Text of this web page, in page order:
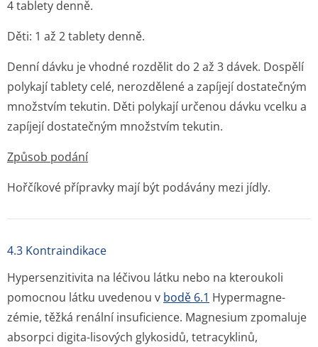
4 tablety denně.
Děti: 1 až 2 tablety denně.
Denní dávku je vhodné rozdělit do 2 až 3 dávek. Dospělí
polykají tablety celé, nerozdělené a zapíjejí dostatečným
množstvím tekutin. Děti polykají určenou dávku vcelku a
zapíjejí dostatečným množstvím tekutin.
Způsob podání
Hořčíkové přípravky mají být podávány mezi jídly.
4.3 Kontraindikace
Hypersenzitivita na léčivou látku nebo na kteroukoli
pomocnou látku uvedenou v bodě 6.1 Hypermagne­
zémie, těžká renální insuficience. Magnesium zpomaluje
absorpci digita-lisových glykosidů, tetracyklinů,